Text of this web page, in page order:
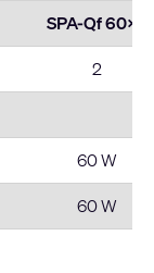
SPA-Qf 60x2
2
60 W
60 W